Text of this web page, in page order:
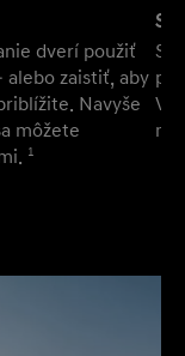
dverí použiť
alebo zaistiť, aby
Navyše
môžete
1